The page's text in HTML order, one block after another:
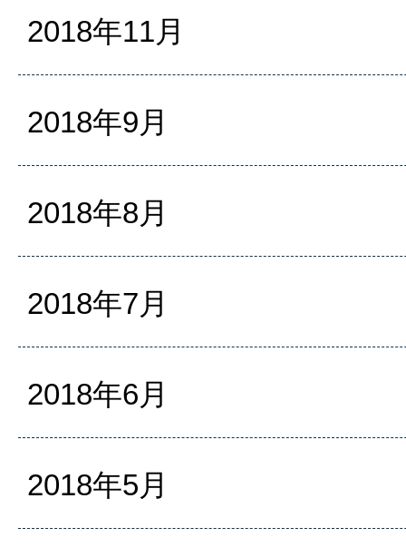
2018年11月
2018年9月
2018年8月
2018年7月
2018年6月
2018年5月